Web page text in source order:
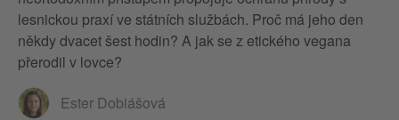
lesnickou praxí ve státních službách. Proč má jeho den
někdy dvacet šest hodin? A jak se z etického vegana
přerodil v lovce?
Ester Dobiášová